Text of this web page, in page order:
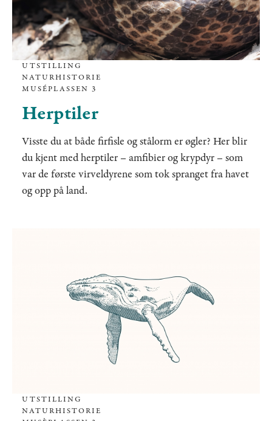
UTSTILLING
NATURHISTORIE
MUSÉPLASSEN 3
Herptiler
Visste du at både firfisle og stålorm er øgler? Her blir
du kjent med herptiler – amfibier og krypdyr – som
var de første virveldyrene som tok spranget fra havet
og opp på land.
UTSTILLING
NATURHISTORIE